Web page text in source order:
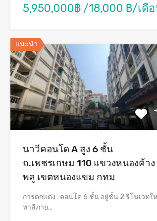
5,950,000฿ /18,000 ฿/เดื
แนะนำ
นาวีคอนโด A สูง 6 ชั้น
ถ.เพชรเกษม 110 แขวงหนองค้าง
พลู เขตหนองแขม กทม
การตกแต่ง : คอนโด 6 ชั้น อยู่ชั้น 2 รีโนเวทใ
ทาสีภาย...